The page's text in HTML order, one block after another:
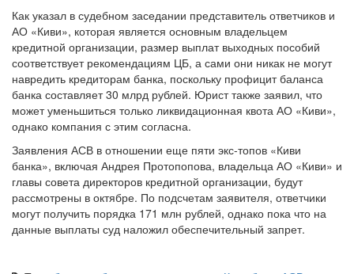
Как указал в судебном заседании представитель ответчиков и
АО «Киви», которая является основным владельцем
кредитной организации, размер выплат выходных пособий
соответствует рекомендациям ЦБ, а сами они никак не могут
навредить кредиторам банка, поскольку профицит баланса
банка составляет 30 млрд рублей. Юрист также заявил, что
может уменьшиться только ликвидационная квота АО «Киви»,
Заявления АСВ в отношении еще пяти экс-топов «Киви
банка», включая Андрея Протопопова, владельца АО «Киви» и
главы совета директоров кредитной организации, будут
рассмотрены в октябре. По подсчетам заявителя, ответчики
могут получить порядка 171 млн рублей, однако пока что на